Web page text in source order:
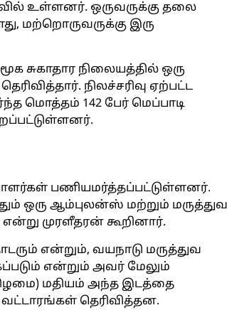
உள்ளனர். ஒருவருக்கு தலை
மற்றொருவருக்கு இரு
சுகாதார நிலையத்தில் ஒரு
நிலச்சரிவு ஏற்பட்ட
மொத்தம் 142 பேர் மெப்பாடி
பணியமர்த்தப்பட்டுள்ளனர்.
ஒரு ஆம்புலன்ஸ் மற்றும் மருத்துவ
முரளீதரன் கூறினார்.
என்றும், வயநாடு மருத்துவ
என்றும் அவர் மேலும்
மதியம் அந்த இடத்தை
தெரிவித்தன.